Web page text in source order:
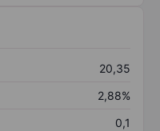
20,35
2,88%
0,1